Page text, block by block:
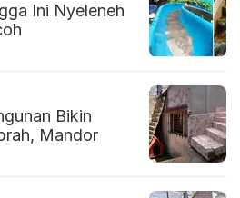
Ini Nyeleneh
Bikin
Mandor